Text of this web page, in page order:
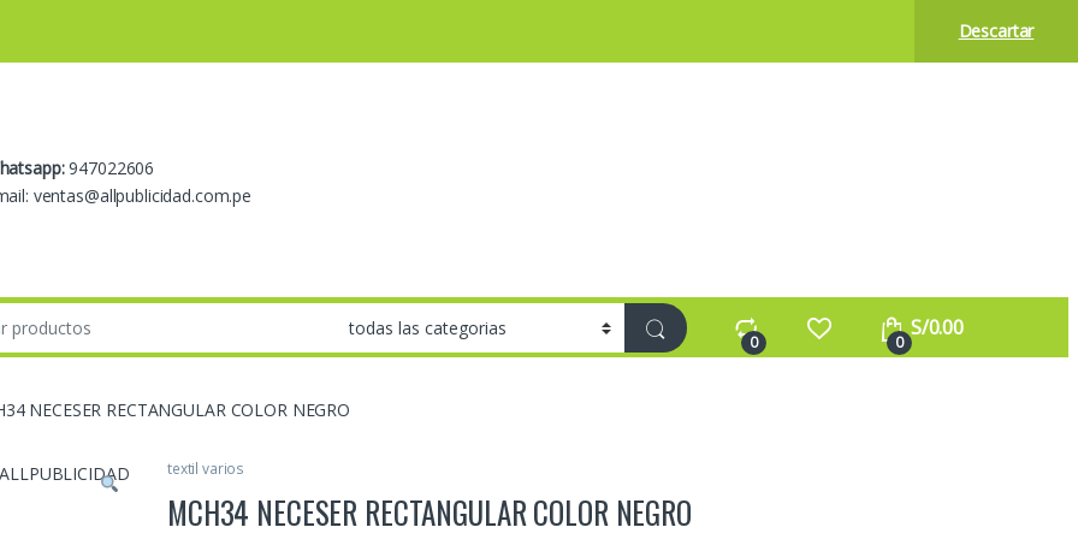
Descartar
947022606
ventas@allpublicidad.com.pe
0 0
S/0.00
NECESER RECTANGULAR COLOR NEGRO
textil varios
MCH34 NECESER RECTANGULAR COLOR NEGRO